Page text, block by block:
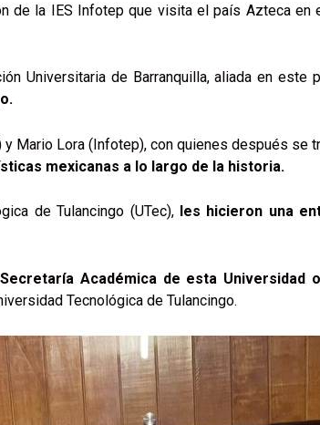
de la IES Infotep que visita el país Azteca en
Universitaria de Barranquilla, aliada en este
Mario Lora (Infotep), con quienes después se
mexicanas a lo largo de la historia.
de Tulancingo (UTec), les hicieron una
Académica de esta Universidad
Tecnológica de Tulancingo.